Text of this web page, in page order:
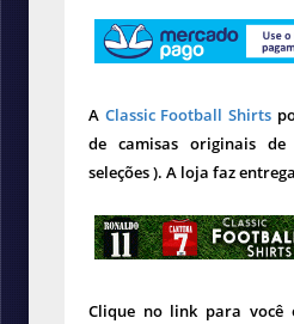
A Classic Football Shirts
de camisas originais
seleções ). A loja faz
Clique no link para você